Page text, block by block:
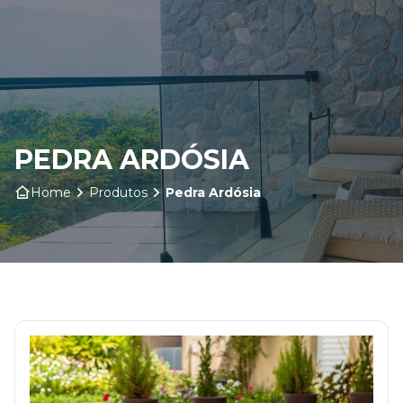
Home
Sobre nós
Produtos
Insumos
Serviços
Blog
PEDRA ARDÓSIA
Home Produtos Pedra Ardósia